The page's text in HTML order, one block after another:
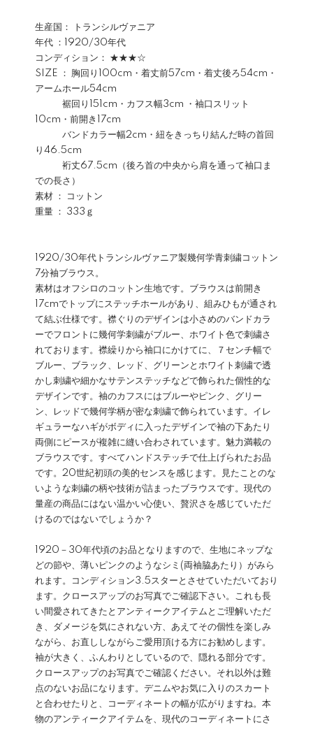
生産国： トランシルヴァニア
年代 ：1920/30年代
コンディション： ★★★☆
SIZE ： 胸回り100cm・着丈前57cm・着丈後ろ54cm・
アームホール54cm
裾回り151cm・カフス幅3cm ・袖口スリット
10cm・前開き17cm
バンドカラー幅2cm・紐をきっちり結んだ時の首回
り46.5cm
裄丈67.5cm（後ろ首の中央から肩を通って袖口ま
での長さ）
素材 ： コットン
重量 ： 333ｇ
1920/30年代トランシルヴァニア製幾何学青刺繍コットン
7分袖ブラウス。
素材はオフシロのコットン生地です。ブラウスは前開き
17cmでトップにステッチホールがあり、組みひもが通され
て結ぶ仕様です。襟ぐりのデザインは小さめのバンドカラ
ーでフロントに幾何学刺繍がブルー、ホワイト色で刺繍さ
れております。襟繰りから袖口にかけてに、７センチ幅で
ブルー、ブラック、レッド、グリーンとホワイト刺繍で透
かし刺繍や細かなサテンステッチなどで飾られた個性的な
デザインです。袖のカフスにはブルーやピンク、グリー
ン、レッドで幾何学柄が密な刺繍で飾られています。イレ
ギュラーなハギがボディに入ったデザインで袖の下あたり
両側にピースが複雑に縫い合わされています。魅力満載の
ブラウスです。すべてハンドステッチで仕上げられたお品
です。20世紀初頭の美的センスを感じます。見たことのな
いような刺繍の柄や技術が詰まったブラウスです。現代の
量産の商品にはない温かい心使い、贅沢さを感じていただ
けるのではないでしょうか？
1920－30年代頃のお品となりますので、生地にネップな
どの節や、薄いピンクのようなシミ(両袖脇あたり）がみら
れます。コンディション3.5スターとさせていただいており
ます。クロースアップのお写真でご確認下さい。これも長
い間愛されてきたとアンティークアイテムとご理解いただ
き、ダメージを気にされない方、あえてその個性を楽しみ
ながら、お直ししながらご愛用頂ける方にお勧めします。
袖が大きく、ふんわりとしているので、隠れる部分です。
クロースアップのお写真でご確認ください。それ以外は難
点のないお品になります。デニムやお気に入りのスカート
と合わせたりと、コーディネートの幅が広がりますね。本
物のアンティークアイテムを、現代のコーディネートにさ